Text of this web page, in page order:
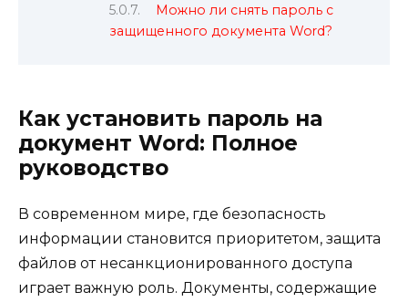
Можно ли снять пароль с
защищенного документа Word?
Как установить пароль на
документ Word: Полное
руководство
В современном мире, где безопасность
информации становится приоритетом, защита
файлов от несанкционированного доступа
играет важную роль. Документы, содержащие